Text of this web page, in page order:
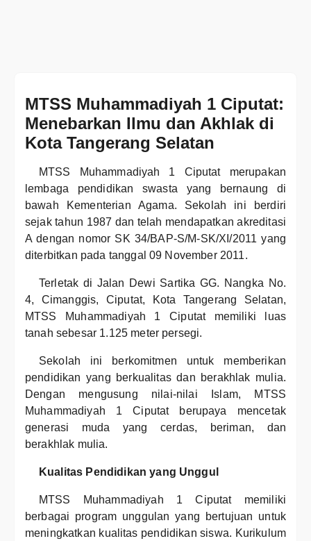
MTSS Muhammadiyah 1 Ciputat:
Menebarkan Ilmu dan Akhlak di
Kota Tangerang Selatan
MTSS Muhammadiyah 1 Ciputat merupakan
lembaga pendidikan swasta yang bernaung di
bawah Kementerian Agama. Sekolah ini berdiri
sejak tahun 1987 dan telah mendapatkan akreditasi
A dengan nomor SK 34/BAP-S/M-SK/XI/2011 yang
diterbitkan pada tanggal 09 November 2011.
Terletak di Jalan Dewi Sartika GG. Nangka No.
4, Cimanggis, Ciputat, Kota Tangerang Selatan,
MTSS Muhammadiyah 1 Ciputat memiliki luas
tanah sebesar 1.125 meter persegi.
Sekolah ini berkomitmen untuk memberikan
pendidikan yang berkualitas dan berakhlak mulia.
Dengan mengusung nilai-nilai Islam, MTSS
Muhammadiyah 1 Ciputat berupaya mencetak
generasi muda yang cerdas, beriman, dan
berakhlak mulia.
Kualitas Pendidikan yang Unggul
MTSS Muhammadiyah 1 Ciputat memiliki
berbagai program unggulan yang bertujuan untuk
meningkatkan kualitas pendidikan siswa. Kurikulum